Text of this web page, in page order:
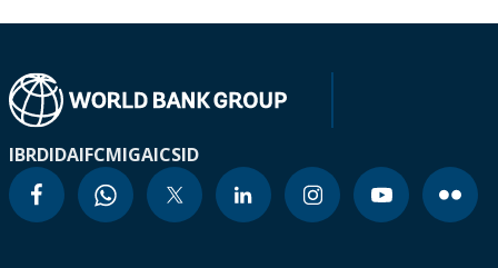
IBRDIDAIFCMIGAICSID